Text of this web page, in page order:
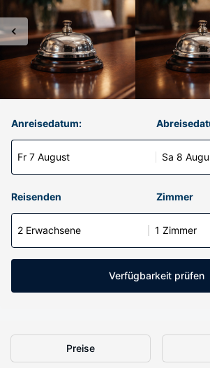
Anreisedatum:
Fr 7 August Sa 8
Reisenden Zimmer
2 Erwachsene 1 Zimmer
Verfügbarkeit prüfen
Preise